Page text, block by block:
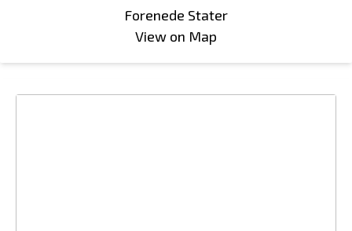
Forenede Stater
View on Map